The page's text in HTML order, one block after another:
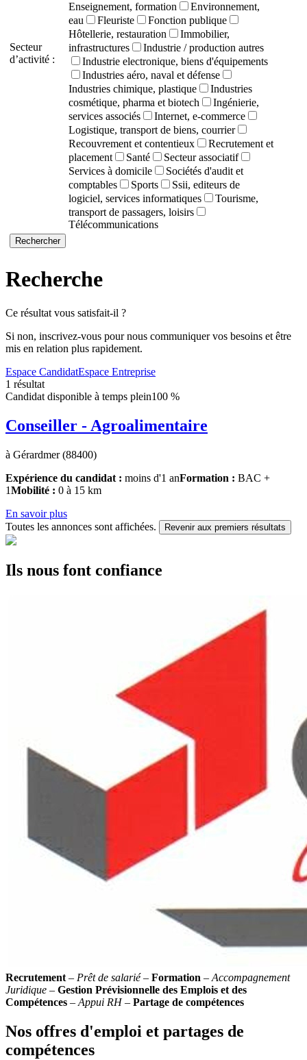
Secteur
d’activité :
Enseignement, formation
Environnement,
eau
Fleuriste
Fonction publique
Hôtellerie, restauration
Immobilier,
infrastructures
Industrie / production autres
Industrie electronique, biens d'équipements
Industries aéro, naval et défense
Industries chimique, plastique
Industries
cosmétique, pharma et biotech
Ingénierie,
services associés
Internet, e-commerce
Logistique, transport de biens, courrier
Recouvrement et contentieux
Recrutement et
placement
Santé
Secteur associatif
Services à domicile
Sociétés d'audit et
comptables
Sports
Ssii, editeurs de
logiciel, services informatiques
Tourisme,
transport de passagers, loisirs
Télécommunications
Recherche
Ce résultat vous satisfait-il ?
Si non, inscrivez-vous pour nous communiquer vos besoins et être
mis en relation plus rapidement.
Espace CandidatEspace Entreprise
1 résultat
Candidat disponible à temps plein100 %
Conseiller - Agroalimentaire
à Gérardmer (88400)
Expérience du candidat : moins d'1 anFormation : BAC +
1Mobilité : 0 à 15 km
En savoir plus
Toutes les annonces sont affichées.
Revenir aux premiers résultats
Ils nous font confiance
Recrutement – Prêt de salarié– Formation – Accompagnement
Juridique – Gestion Prévisionnelle des Emplois et des
Compétences – Appui RH– Partage de compétences
Nos offres d'emploi et partages de
compétences